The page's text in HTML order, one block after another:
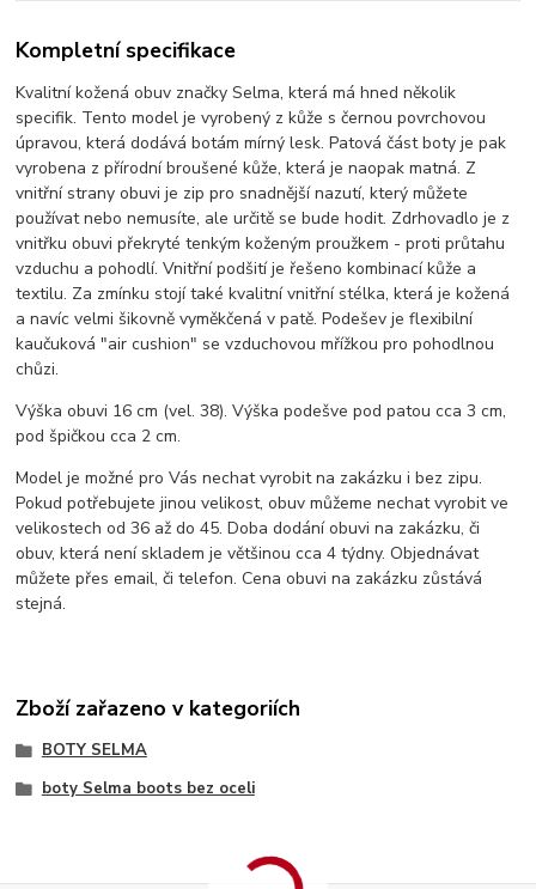
Kompletní specifikace
Kvalitní kožená obuv značky Selma, která má hned několik
specifik. Tento model je vyrobený z kůže s černou povrchovou
úpravou, která dodává botám mírný lesk. Patová část boty je pak
vyrobena z přírodní broušené kůže, která je naopak matná. Z
vnitřní strany obuvi je zip pro snadnější nazutí, který můžete
používat nebo nemusíte, ale určitě se bude hodit. Zdrhovadlo je z
vnitřku obuvi překryté tenkým koženým proužkem - proti průtahu
vzduchu a pohodlí. Vnitřní podšití je řešeno kombinací kůže a
textilu. Za zmínku stojí také kvalitní vnitřní stélka, která je kožená
a navíc velmi šikovně vyměkčená v patě. Podešev je flexibilní
kaučuková "air cushion" se vzduchovou mřížkou pro pohodlnou
chůzi.
Výška obuvi 16 cm (vel. 38). Výška podešve pod patou cca 3 cm,
pod špičkou cca 2 cm.
Model je možné pro Vás nechat vyrobit na zakázku i bez zipu.
Pokud potřebujete jinou velikost, obuv můžeme nechat vyrobit ve
velikostech od 36 až do 45. Doba dodání obuvi na zakázku, či
obuv, která není skladem je většinou cca 4 týdny. Objednávat
můžete přes email, či telefon. Cena obuvi na zakázku zůstává
stejná.
Zboží zařazeno v kategoriích
BOTY SELMA
boty Selma boots bez oceli